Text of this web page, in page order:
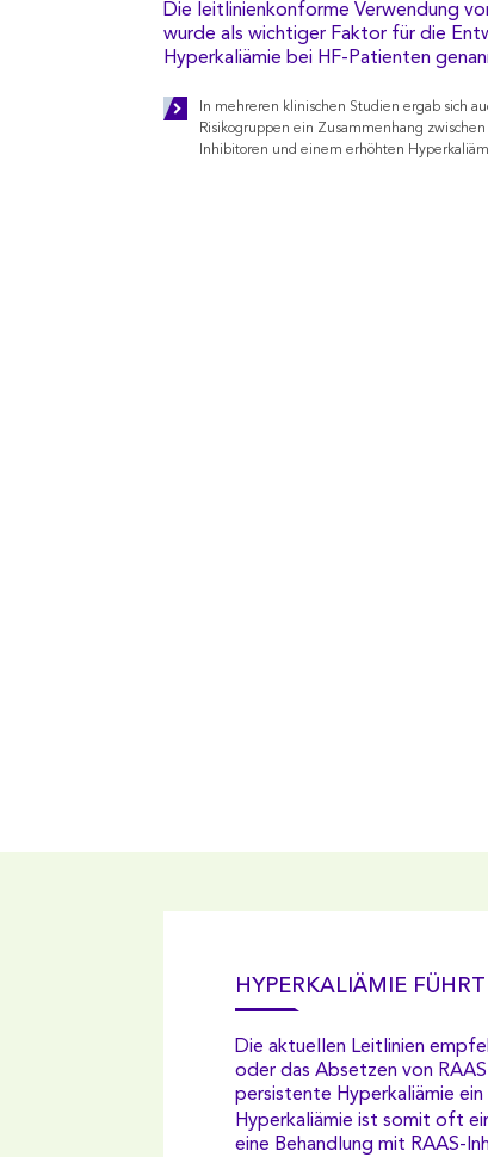
Die leitlinienkonforme Verwendung
wurde als wichtiger Faktor für die
Hyperkaliämie bei HF-Patienten
In mehreren klinischen Studien ergab sich
Risikogruppen ein Zusammenhang
Inhibitoren und einem erhöhten
HYPERKALIÄMIE
Die aktuellen Leitlinien
oder das Absetzen von
persistente Hyperkaliämie
Hyperkaliämie ist somit oft
eine Behandlung mit RAAS-